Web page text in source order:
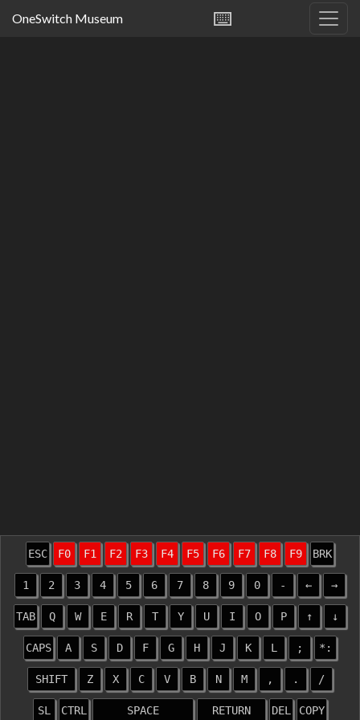
OneSwitch Museum ⌨️
ESC F0 F1 F2 F3 F4 F5 F6 F7 F8 F9 BRK
1 2 3 4 5 6 7 8 9 0 - ← →
TAB Q W E R T Y U I O P ↑ ↓
CAPS A S D F G H J K L ; *:
SHIFT Z X C V B N M , . /
SL CTRL SPACE RETURN DEL COPY